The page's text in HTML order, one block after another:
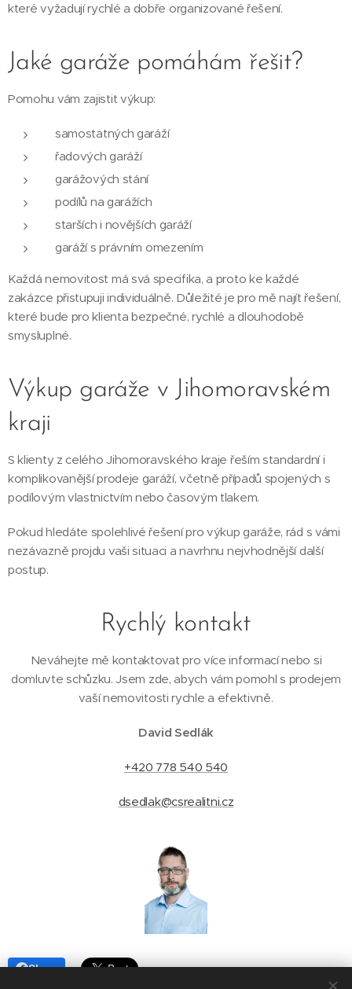
které vyžadují rychlé a dobře organizované řešení.
Jaké garáže pomáhám řešit?
Pomohu vám zajistit výkup:
samostatných garáží
řadových garáží
garážových stání
podílů na garážích
starších i novějších garáží
garáží s právním omezením
Každá nemovitost má svá specifika, a proto ke každé
zakázce přistupuji individuálně. Důležité je pro mě najít řešení,
které bude pro klienta bezpečné, rychlé a dlouhodobě
smysluplné.
Výkup garáže v Jihomoravském
kraji
S klienty z celého Jihomoravského kraje řeším standardní i
komplikovanější prodeje garáží, včetně případů spojených s
podílovým vlastnictvím nebo časovým tlakem.
Pokud hledáte spolehlivé řešení pro výkup garáže, rád s vámi
nezávazně projdu vaši situaci a navrhnu nejvhodnější další
postup.
Rychlý kontakt
Neváhejte mě kontaktovat pro více informací nebo si
domluvte schůzku. Jsem zde, abych vám pomohl s prodejem
vaší nemovitosti rychle a efektivně.
David Sedlák
+420 778 540 540
dsedlak@csrealitni.cz
Share